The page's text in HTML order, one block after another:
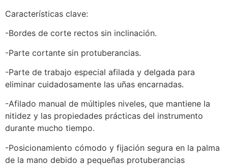
Características clave:
-Bordes de corte rectos sin inclinación.
-Parte cortante sin protuberancias.
-Parte de trabajo especial afilada y delgada para
eliminar cuidadosamente las uñas encarnadas.
-Afilado manual de múltiples niveles, que mantiene la
nitidez y las propiedades prácticas del instrumento
durante mucho tiempo.
-Posicionamiento cómodo y fijación segura en la palma
de la mano debido a pequeñas protuberancias